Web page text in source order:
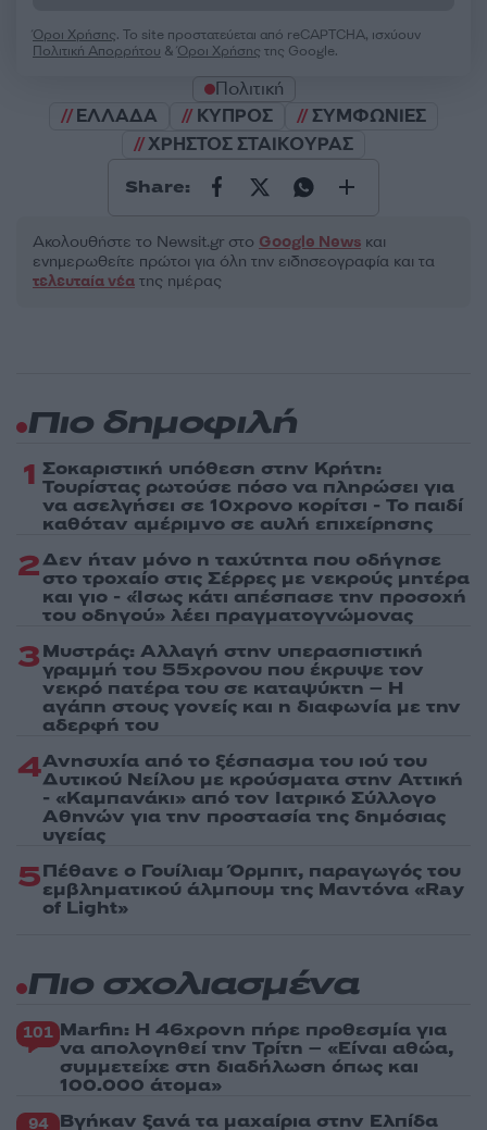
Όροι Χρήσης. Το site προστατεύεται από reCAPTCHA, ισχύουν
Πολιτική Απορρήτου &Όροι Χρήσης της Google.
Πολιτική
ΕΛΛΑΔΑ
ΚΥΠΡΟΣ
ΣΥΜΦΩΝΙΕΣ
ΧΡΗΣΤΟΣ ΣΤΑΙΚΟΥΡΑΣ
Share:
Ακολουθήστε το Νewsit.gr στο Google News και
ενημερωθείτε πρώτοι για όλη την ειδησεογραφία και τα
τελευταία νέα της ημέρας
Πιο δημοφιλή
1 Σοκαριστική υπόθεση στην Κρήτη:
Τουρίστας ρωτούσε πόσο να πληρώσει για
να ασελγήσει σε 10χρονο κορίτσι - Το παιδί
καθόταν αμέριμνο σε αυλή επιχείρησης
2Δεν ήταν μόνο η ταχύτητα που οδήγησε
στο τροχαίο στις Σέρρες με νεκρούς μητέρα
και γιο - «Ίσως κάτι απέσπασε την προσοχή
του οδηγού» λέει πραγματογνώμονας
3Μυστράς: Αλλαγή στην υπερασπιστική
γραμμή του 55χρονου που έκρυψε τον
νεκρό πατέρα του σε καταψύκτη – Η
αγάπη στους γονείς και η διαφωνία με την
αδερφή του
4Ανησυχία από το ξέσπασμα του ιού του
Δυτικού Νείλου με κρούσματα στην Αττική
- «Καμπανάκι» από τον Ιατρικό Σύλλογο
Αθηνών για την προστασία της δημόσιας
υγείας
5Πέθανε ο Γουίλιαμ Όρμπιτ, παραγωγός του
εμβληματικού άλμπουμ της Μαντόνα «Ray
of Light»
Πιο σχολιασμένα
101 Marfin: Η 46χρονη πήρε προθεσμία για
να απολογηθεί την Τρίτη – «Είναι αθώα,
συμμετείχε στη διαδήλωση όπως και
100.000 άτομα»
94 Βγήκαν ξανά τα μαχαίρια στην Ελπίδα